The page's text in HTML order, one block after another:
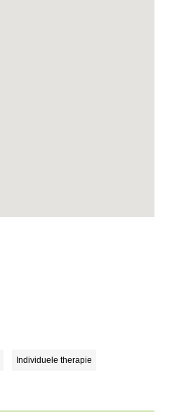
Individuele therapie